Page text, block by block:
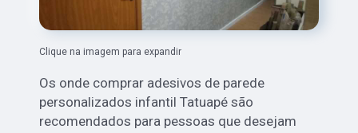
Clique na imagem para expandir
Os onde comprar adesivos de parede
personalizados infantil Tatuapé são
recomendados para pessoas que desejam